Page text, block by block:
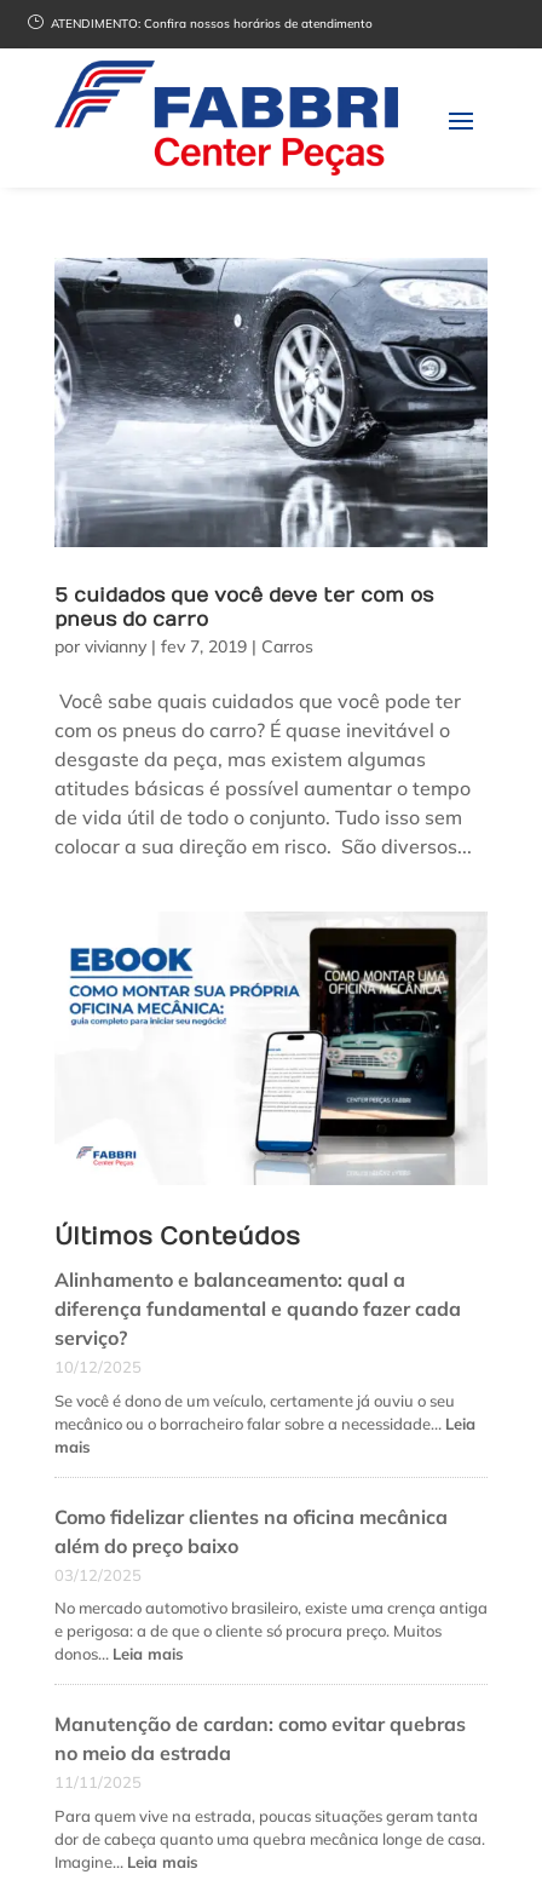
} ATENDIMENTO:Confira nossos horários de atendimento
5 cuidados que você deve ter com os
pneus do carro
por vivianny| fev 7, 2019| Carros
Você sabe quais cuidados que você pode ter
com os pneus do carro? É quase inevitável o
desgaste da peça, mas existem algumas
atitudes básicas é possível aumentar o tempo
de vida útil de todo o conjunto. Tudo isso sem
colocar a sua direção em risco. São diversos...
Últimos Conteúdos
Alinhamento e balanceamento: qual a
diferença fundamental e quando fazer cada
serviço?
10/12/2025
Se você é dono de um veículo, certamente já ouviu o seu
mecânico ou o borracheiro falar sobre a necessidade… Leia
mais:
balanceamento:
qual
diferença
fundamental
e
quando
serviço?
Como fidelizar clientes na oficina mecânica
além do preço baixo
03/12/2025
No mercado automotivo brasileiro, existe uma crença antiga
e perigosa: a de que o cliente só procura preço. Muitos
donos… Leia mais:
clientes
na
além
do
preço
Manutenção de cardan: como evitar quebras
no meio da estrada
11/11/2025
Para quem vive na estrada, poucas situações geram tanta
dor de cabeça quanto uma quebra mecânica longe de casa.
Imagine… Leia mais: